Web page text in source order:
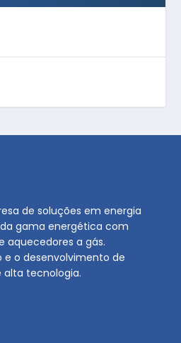
de soluções em energia
gama energética com
aquecedores a gás.
e o desenvolvimento de
alta tecnologia.